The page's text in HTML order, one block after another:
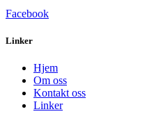
Facebook
Linker
Hjem
Om oss
Kontakt oss
Linker